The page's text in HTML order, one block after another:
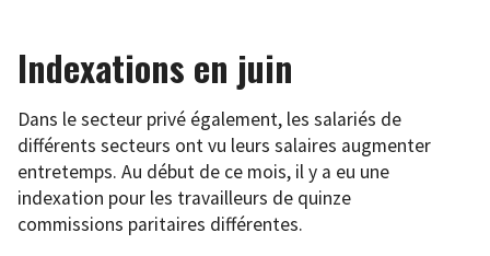
Indexations en juin
Dans le secteur privé également, les salariés de
différents secteurs ont vu leurs salaires augmenter
entretemps. Au début de ce mois, il y a eu une
indexation pour les travailleurs de quinze
commissions paritaires différentes.